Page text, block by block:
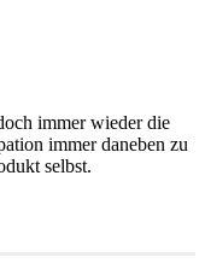
immer wieder die
immer daneben zu
selbst.